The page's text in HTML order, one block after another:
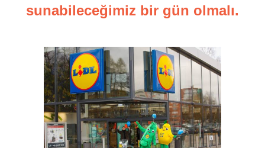
sunabileceğimiz bir gün olmalı.